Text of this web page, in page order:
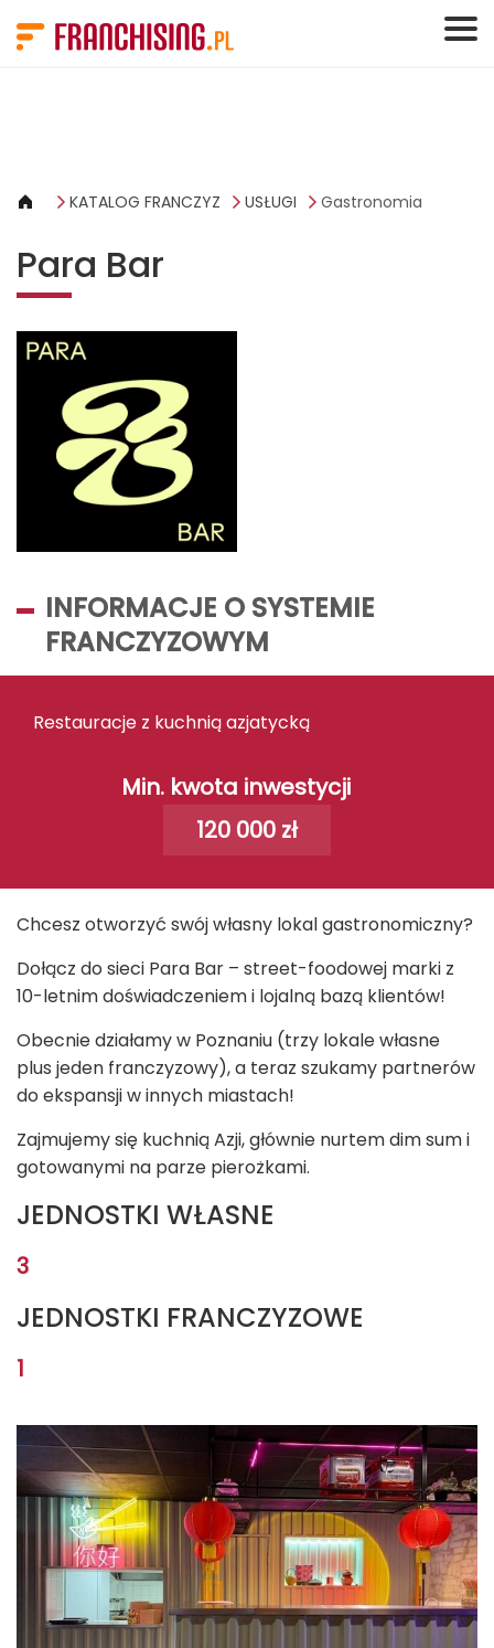
KATALOG FRANCZYZ USŁUGI Gastronomia
Para Bar
INFORMACJE O SYSTEMIE
FRANCZYZOWYM
Restauracje z kuchnią azjatycką
Min. kwota inwestycji
120 000 zł
Chcesz otworzyć swój własny lokal gastronomiczny?
Dołącz do sieci Para Bar – street-foodowej marki z
10-letnim doświadczeniem i lojalną bazą klientów!
Obecnie działamy w Poznaniu (trzy lokale własne
plus jeden franczyzowy), a teraz szukamy partnerów
do ekspansji w innych miastach!
Zajmujemy się kuchnią Azji, głównie nurtem dim sum i
gotowanymi na parze pierożkami.
JEDNOSTKI WŁASNE
3
JEDNOSTKI FRANCZYZOWE
1